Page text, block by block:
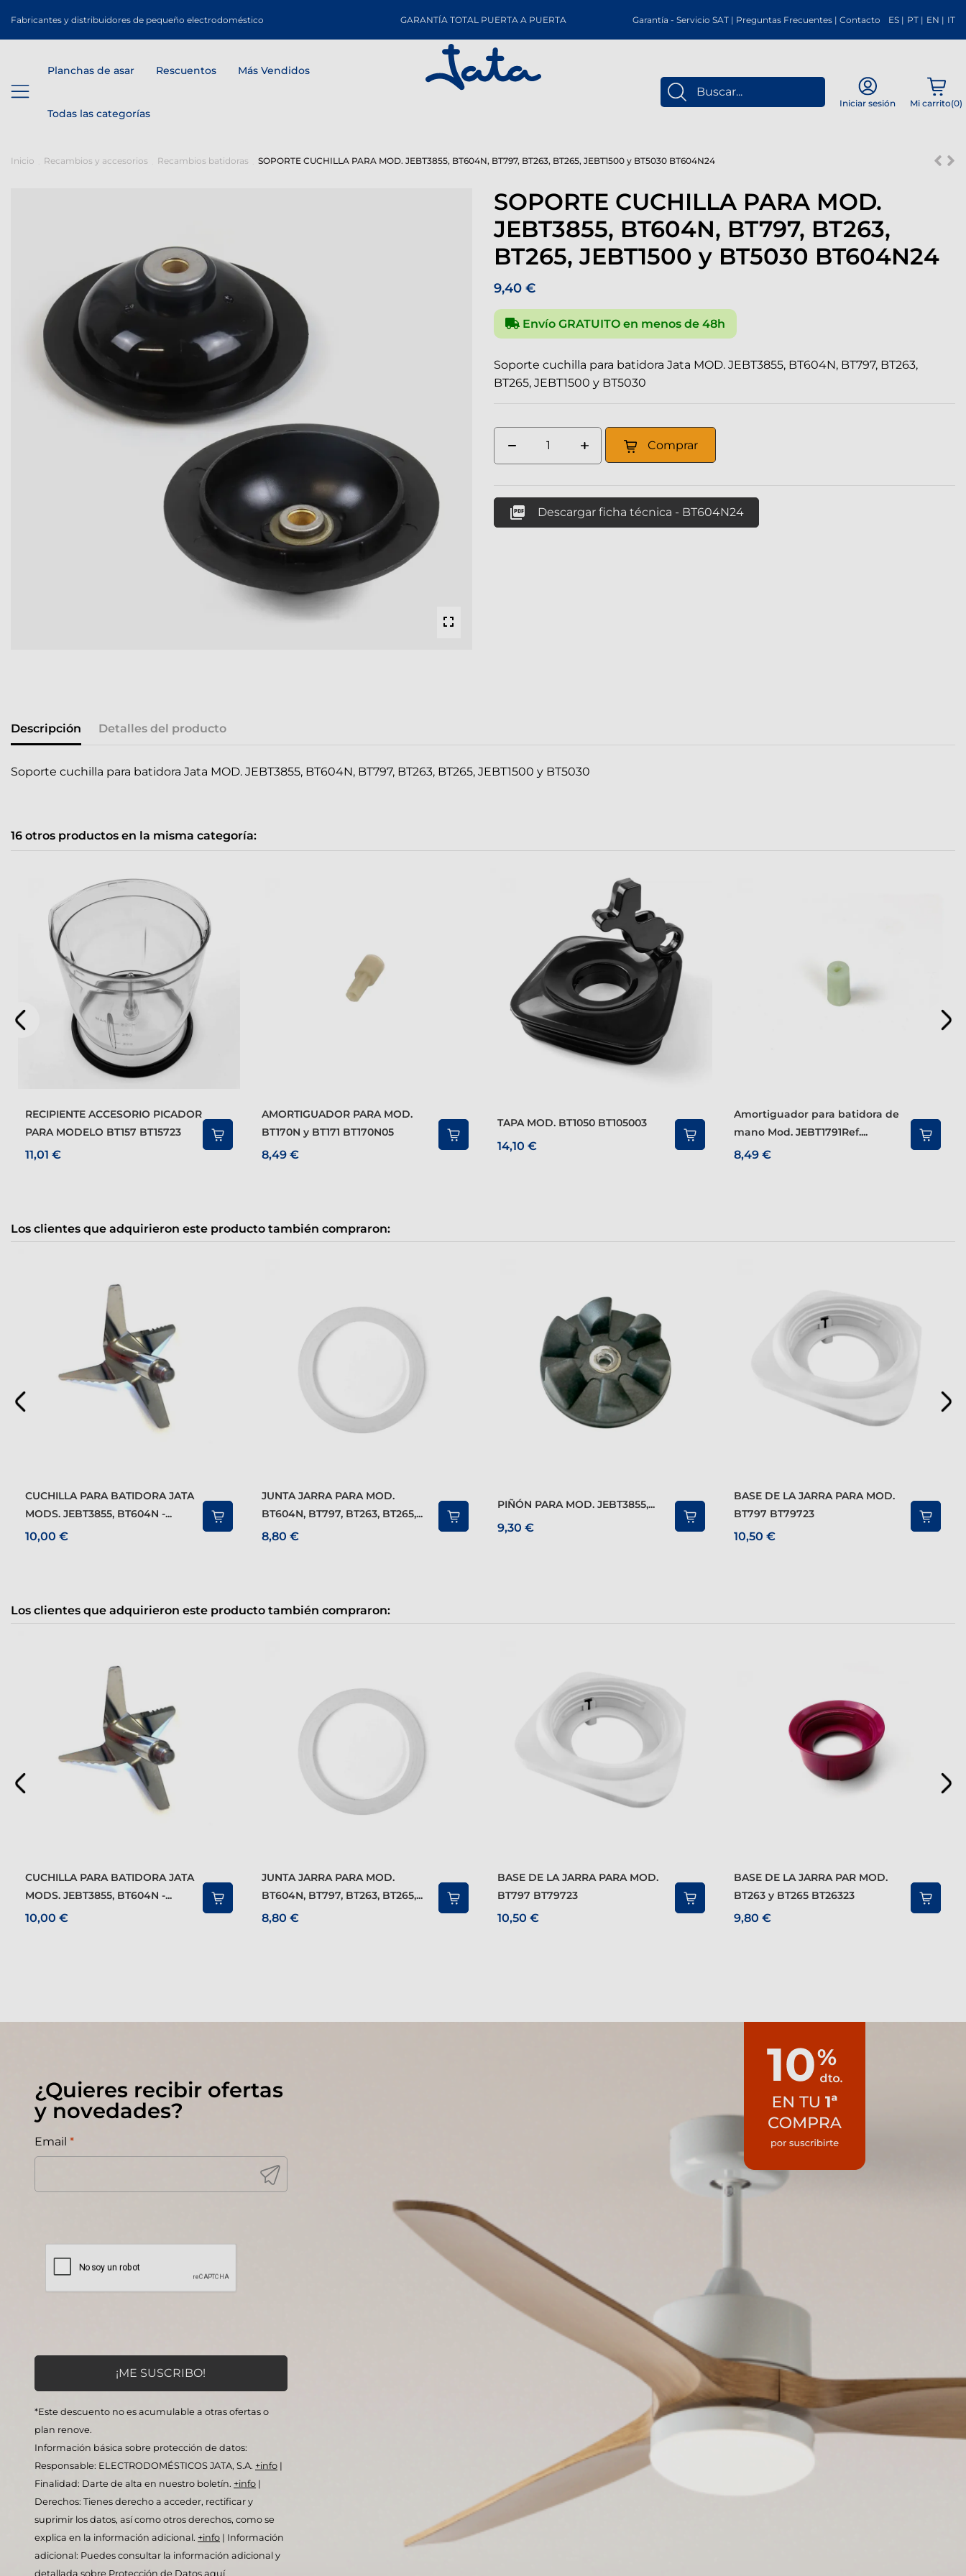
Fabricantes y distribuidores de pequeño electrodoméstico GARANTÍA TOTAL PUERTA A PUERTA Garantía - Servicio SAT | Preguntas Frecuentes | Contacto ES | PT | EN | IT
Planchas de asar Rescuentos Más Vendidos
Todas las categorías
Iniciar sesión Mi carrito(0)
Inicio Recambios y accesorios Recambios batidoras SOPORTE CUCHILLA PARA MOD. JEBT3855, BT604N, BT797, BT263, BT265, JEBT1500 y BT5030 BT604N24
SOPORTE CUCHILLA PARA MOD.
JEBT3855, BT604N, BT797, BT263,
BT265, JEBT1500 y BT5030 BT604N24
9,40 €
Envío GRATUITO en menos de 48h
Soporte cuchilla para batidora Jata MOD. JEBT3855, BT604N, BT797, BT263,
BT265, JEBT1500 y BT5030
Comprar
 Descargar ficha técnica - BT604N24
Descripción Detalles del producto
Soporte cuchilla para batidora Jata MOD. JEBT3855, BT604N, BT797, BT263, BT265, JEBT1500 y BT5030
16 otros productos en la misma categoría:
RECIPIENTE ACCESORIO PICADOR
PARA MODELO BT157 BT15723
11,01 €
AMORTIGUADOR PARA MOD.
BT170N y BT171 BT170N05
8,49 €
TAPA MOD. BT1050 BT105003
14,10 €
Amortiguador para batidora de
mano Mod. JEBT1791Ref....
8,49 €
Los clientes que adquirieron este producto también compraron:
CUCHILLA PARA BATIDORA JATA
MODS. JEBT3855, BT604N -...
10,00 €
JUNTA JARRA PARA MOD.
BT604N, BT797, BT263, BT265,...
8,80 €
PIÑÓN PARA MOD. JEBT3855,...
9,30 €
BASE DE LA JARRA PARA MOD.
BT797 BT79723
10,50 €
Los clientes que adquirieron este producto también compraron:
CUCHILLA PARA BATIDORA JATA
MODS. JEBT3855, BT604N -...
10,00 €
JUNTA JARRA PARA MOD.
BT604N, BT797, BT263, BT265,...
8,80 €
BASE DE LA JARRA PARA MOD.
BT797 BT79723
10,50 €
BASE DE LA JARRA PAR MOD.
BT263 y BT265 BT26323
9,80 €
¿Quieres recibir ofertas
y novedades?
Email *
*Este descuento no es acumulable a otras ofertas o
plan renove.
Información básica sobre protección de datos:
Responsable: ELECTRODOMÉSTICOS JATA, S.A. +info |
Finalidad: Darte de alta en nuestro boletín. +info |
Derechos: Tienes derecho a acceder, rectificar y
suprimir los datos, así como otros derechos, como se
explica en la información adicional. +info | Información
adicional: Puedes consultar la información adicional y
detallada sobre Protección de Datos aquí